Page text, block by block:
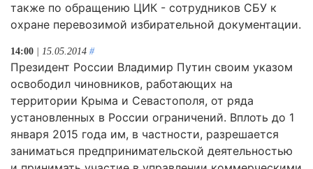
также по обращению ЦИК - сотрудников СБУ к
охране перевозимой избирательной документации.
14:00 | 15.05.2014 #
Президент России Владимир Путин своим указом
освободил чиновников, работающих на
территории Крыма и Севастополя, от ряда
установленных в России ограничений. Вплоть до 1
января 2015 года им, в частности, разрешается
заниматься предпринимательской деятельностью